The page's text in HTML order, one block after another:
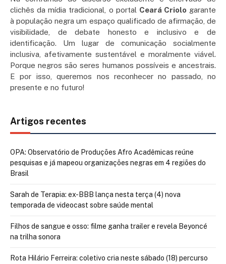
clichês da mídia tradicional, o portal Ceará Criolo garante
à população negra um espaço qualificado de afirmação, de
visibilidade, de debate honesto e inclusivo e de
identificação. Um lugar de comunicação socialmente
inclusiva, afetivamente sustentável e moralmente viável.
Porque negros são seres humanos possíveis e ancestrais.
E por isso, queremos nos reconhecer no passado, no
presente e no futuro!
Artigos recentes
OPA: Observatório de Produções Afro Acadêmicas reúne
pesquisas e já mapeou organizações negras em 4 regiões do
Brasil
Sarah de Terapia: ex-BBB lança nesta terça (4) nova
temporada de videocast sobre saúde mental
Filhos de sangue e osso: filme ganha trailer e revela Beyoncé
na trilha sonora
Rota Hilário Ferreira: coletivo cria neste sábado (18) percurso